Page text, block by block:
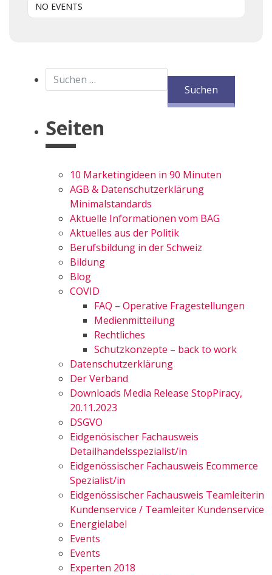
NO EVENTS
Suchen nach:
Seiten
10 Marketingideen in 90 Minuten
AGB & Datenschutzerklärung
Minimalstandards
Aktuelle Informationen vom BAG
Aktuelles aus der Politik
Berufsbildung in der Schweiz
Bildung
Blog
COVID
FAQ – Operative Fragestellungen
Medienmitteilung
Rechtliches
Schutzkonzepte – back to work
Datenschutzerklärung
Der Verband
Downloads Media Release StopPiracy,
20.11.2023
DSGVO
Eidgenösischer Fachausweis
Detailhandelsspezialist/in
Eidgenössischer Fachausweis Ecommerce
Spezialist/in
Eidgenössischer Fachausweis Teamleiterin
Kundenservice / Teamleiter Kundenservice
Energielabel
Events
Events
Experten 2018